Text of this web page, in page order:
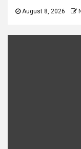
August 8, 2026